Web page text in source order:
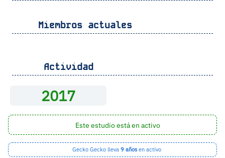
Miembros actuales
Actividad
2017
Este estudio está en activo
Gecko Gecko lleva 9 años en activo